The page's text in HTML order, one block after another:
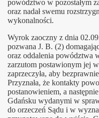
powództwo w pozostałym
oraz nadał swemu
wykonalności.
Wyrok zaoczny z dnia
pozwana J. B. (2)
oraz oddalenia powództwa
zarzutom postawionym jej
zaprzeczyła, aby
Przyznała, że kontakty
postanowieniem, a
Gdańsku wydanymi w
do orzeczeń Sądu i w
egzamin
szkoły muzycznej